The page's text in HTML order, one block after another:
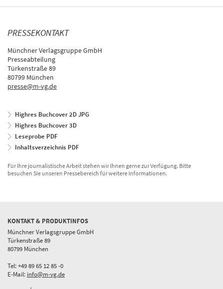
PRESSEKONTAKT
Münchner Verlagsgruppe GmbH
Presseabteilung
Türkenstraße 89
80799 München
presse@m-vg.de
Highres Buchcover 2D JPG
Highres Buchcover 3D
Leseprobe PDF
Inhaltsverzeichnis PDF
Für Ihre journalistische Arbeit stehen wir Ihnen gerne zur Verfügung. Bitte
besuchen Sie unseren Pressebereich für weitere Informationen.
KONTAKT & PRODUKTINFOS
Münchner Verlagsgruppe GmbH
Türkenstraße 89
80799 München
Tel: +49 89 65 12 85 -0
E-Mail: info@m-vg.de